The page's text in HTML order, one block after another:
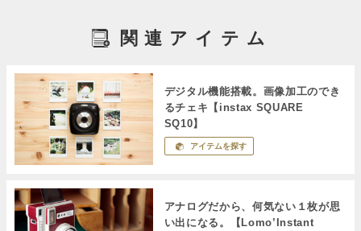
関連アイテム
デジタル機能搭載。画像加工のでき
るチェキ【instax SQUARE
SQ10】
アイテムを探す
アナログだから、何気ない１枚が思
い出になる。【Lomo’Instant